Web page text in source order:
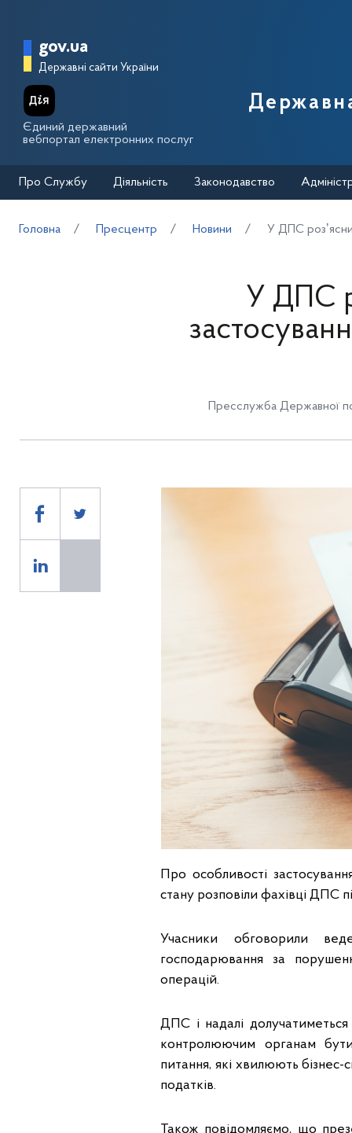
Головна сторінка Державної
gov.ua
Державні сайти України
Єдиний державний
вебпортал електронних послуг
Про Службу Діяльність Законодавство
Головна Пресцентр Новини У ДПС
У ДПС
Пресслужба Державної
Про особливості
стану розповіли фахівці ДПС
Учасники обговорили
господарювання за
операцій.
ДПС і надалі
контролюючим органам
питання, які хвилюють бізнес-
податків.
Також повідомляємо, що